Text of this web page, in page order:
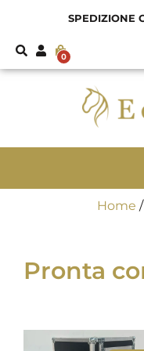
SPEDIZIONE
0
Home
Pronta